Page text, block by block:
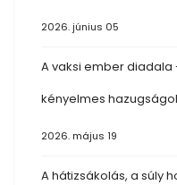
2026. június 05
A vaksi ember diadala
kényelmes
2026. május 19
A hátizsákolás, a súly